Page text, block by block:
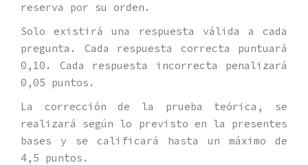
reserva por su orden.
Solo existirá una respuesta válida a cada
pregunta. Cada respuesta correcta puntuará
0,10. Cada respuesta incorrecta penalizará
0,05 puntos.
La corrección de la prueba teórica, se
realizará según lo previsto en la presentes
bases y se calificará hasta un máximo de
4,5 puntos.